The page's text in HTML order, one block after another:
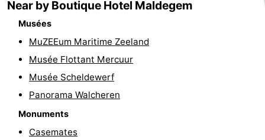
Points
vue
Attractions
Terrains
jeux
Bowling
Centres
Near by Boutique Hotel Maldegem
Musées
MuZEEum Maritime Zeeland
Musée Flottant Mercuur
Musée Scheldewerf
Panorama Walcheren
Monuments
Casemates